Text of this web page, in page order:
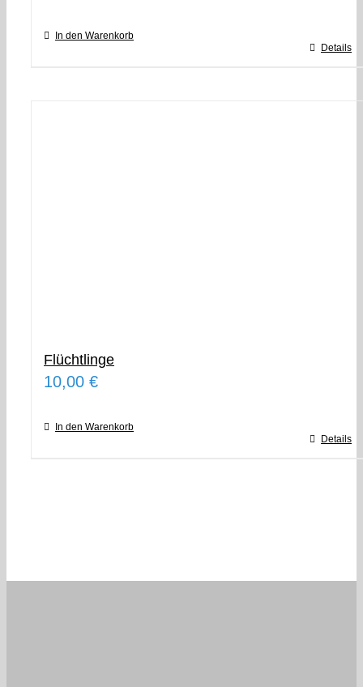
In den Warenkorb
Details
Flüchtlinge
10,00 €
In den Warenkorb
Details